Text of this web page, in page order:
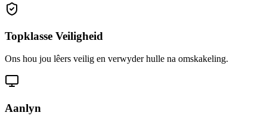
Topklasse Veiligheid
Ons hou jou lêers veilig en verwyder hulle na omskakeling.
Aanlyn